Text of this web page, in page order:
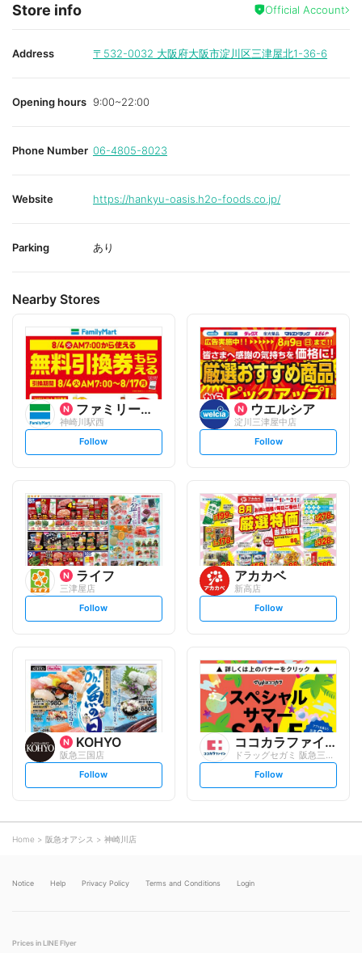
Store info Official Account
Address 〒532-0032 大阪府大阪市淀川区三津屋北1-36-6
Opening hours 9:00~22:00
Phone Number 06-4805-8023
Website https://hankyu-oasis.h2o-foods.co.jp/
Parking あり
Nearby Stores
ファミリーマート
神崎川駅西
s
t
l
o
w
Follow
ウエルシア
淀川三津屋中店
s
t
l
o
w
Follow
ライフ
三津屋店
s
t
o
w
Follow
アカカベ
新高店
s
t
l
o
w
Follow
KOHYO
阪急三国店
s
t
o
w
Follow
ココカラファイン
s
t
Follow
Home 阪急オアシス 神崎川店
Notice Help Privacy Policy Terms and Conditions Login
Prices in LINE Flyer